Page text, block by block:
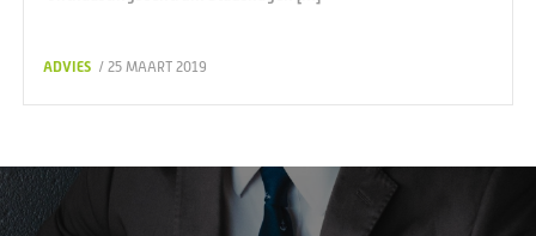
ADVIES / 25 MAART 2019